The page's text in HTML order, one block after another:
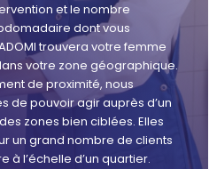
et le nombre
dont vous
trouvera votre femme
votre zone géographique.
de proximité, nous
de pouvoir agir auprès d’un
zones bien ciblées. Elles
un grand nombre de clients
à l’échelle d’un quartier.